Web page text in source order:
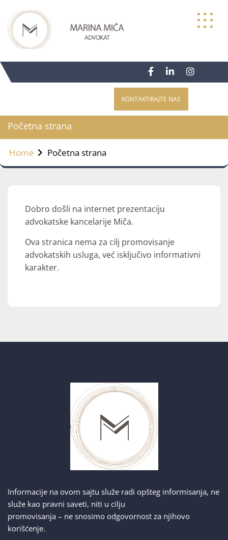
content
KONTAKTIRAJTE NAS
Početna strana
Home Početna strana
Dobro došli na internet prezentaciju
advokatske kancelarije Miča.
Ova stranica nema za cilj promovisanje
advokatskih usluga, već isključivo informativni
karakter.
Informacije na ovom sajtu služe radi opšteg informisanja, ne
služe kao pravni saveti, niti u cilju
promovisanja – ne snosimo odgovornost za njihovo
korišćenje.